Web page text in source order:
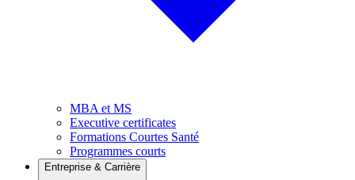
MBA et MS
Executive certificates
Formations Courtes Santé
Programmes courts
Entreprise & Carrière